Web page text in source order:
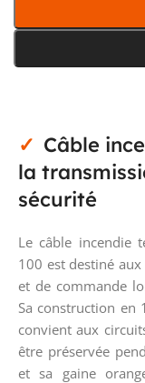
Câble
la
sécurité
Le câble incendie
100 est destiné
et de commande
Sa construction en
convient aux
être préservée
et sa gaine